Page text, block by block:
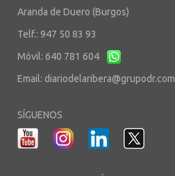
Aranda de Duero (Burgos)
Telf.: 947 50 83 93
Móvil: 640 781 604
Email: diariodelaribera@grupodr.com
SÍGUENOS